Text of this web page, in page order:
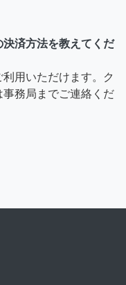
済方法を教えてくだ
用いただけます。ク
務局までご連絡くだ